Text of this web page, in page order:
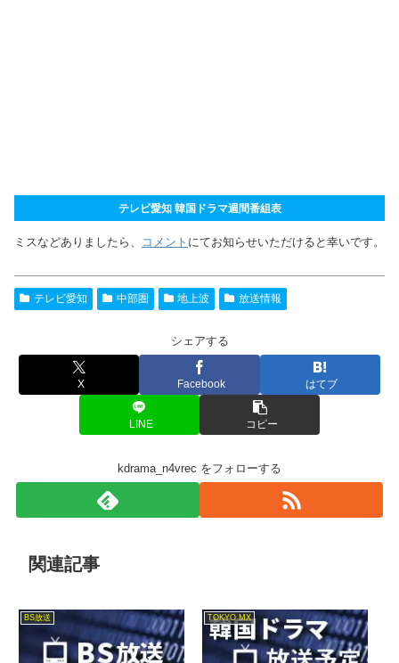
テレビ愛知 韓国ドラマ週間番組表
ミスなどありましたら、 コメント にてお知らせいただけると幸いです。
テレビ愛知 中部圏 地上波 放送情報
シェアする
X Facebook はてブ
LINE コピー
kdrama_n4vrec をフォローする
関連記事
BS放送 TOKYO MX